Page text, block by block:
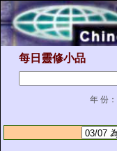
每日靈修小品
年 份：